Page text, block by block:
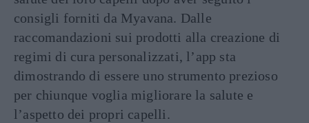
consigli forniti da Myavana. Dalle
raccomandazioni sui prodotti alla creazione di
regimi di cura personalizzati, l’app sta
dimostrando di essere uno strumento prezioso
per chiunque voglia migliorare la salute e
l’aspetto dei propri capelli.